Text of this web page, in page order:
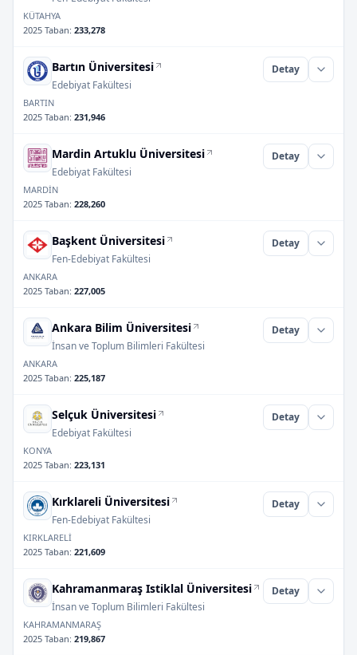
KÜTAHYA
2025 Taban: 233,278
Bartın Üniversitesi
Edebiyat Fakültesi
Detay
BARTIN
2025 Taban: 231,946
Mardin Artuklu Üniversitesi
Edebiyat Fakültesi
Detay
MARDİN
2025 Taban: 228,260
Başkent Üniversitesi
Fen-Edebiyat Fakültesi
Detay
ANKARA
2025 Taban: 227,005
Ankara Bilim Üniversitesi
İnsan ve Toplum Bilimleri Fakültesi
Detay
ANKARA
2025 Taban: 225,187
Selçuk Üniversitesi
Edebiyat Fakültesi
Detay
KONYA
2025 Taban: 223,131
Kırklareli Üniversitesi
Fen-Edebiyat Fakültesi
Detay
KIRKLARELİ
2025 Taban: 221,609
Kahramanmaraş Istiklal Üniversitesi
İnsan ve Toplum Bilimleri Fakültesi
Detay
KAHRAMANMARAŞ
2025 Taban: 219,867